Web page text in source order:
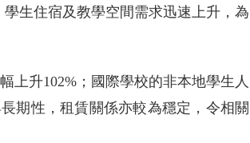
生住宿及教學空間需求迅速上升，為
上升102%；國際學校的非本地學生人
期性，租賃關係亦較為穩定，令相關